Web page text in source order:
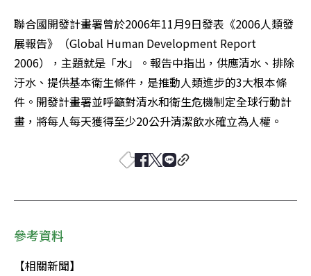
聯合國開發計畫署曾於2006年11月9日發表《2006人類發
展報告》（Global Human Development Report
2006），主題就是「水」。報告中指出，供應清水、排除
汙水、提供基本衛生條件，是推動人類進步的3大根本條
件。開發計畫署並呼籲對清水和衛生危機制定全球行動計
畫，將每人每天獲得至少20公升清潔飲水確立為人權。
參考資料
【相關新聞】